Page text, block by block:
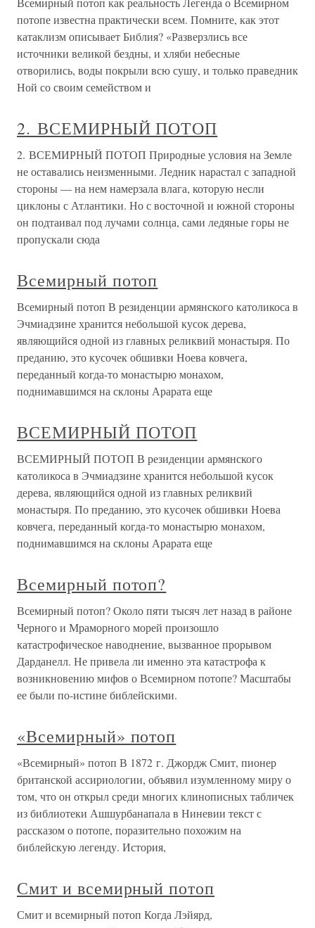
потопе известна практически всем. Помните, как этот
катаклизм описывает Библия? «Разверзлись все
источники великой бездны, и хляби небесные
отворились, воды покрыли всю сушу, и только праведник
Ной со своим семейством и
2. ВСЕМИРНЫЙ ПОТОП
2. ВСЕМИРНЫЙ ПОТОП Природные условия на Земле
не оставались неизменными. Ледник нарастал с западной
стороны — на нем намерзала влага, которую несли
циклоны с Атлантики. Но с восточной и южной стороны
он подтаивал под лучами солнца, сами ледяные горы не
пропускали сюда
Всемирный потоп
Всемирный потоп В резиденции армянского католикоса в
Эчмиадзине хранится небольшой кусок дерева,
являющийся одной из главных реликвий монастыря. По
преданию, это кусочек обшивки Ноева ковчега,
переданный когда-то монастырю монахом,
поднимавшимся на склоны Арарата еще
ВСЕМИРНЫЙ ПОТОП
ВСЕМИРНЫЙ ПОТОП В резиденции армянского
католикоса в Эчмиадзине хранится небольшой кусок
дерева, являющийся одной из главных реликвий
монастыря. По преданию, это кусочек обшивки Ноева
ковчега, переданный когда-то монастырю монахом,
поднимавшимся на склоны Арарата еще
Всемирный потоп?
Всемирный потоп? Около пяти тысяч лет назад в районе
Черного и Мраморного морей произошло
катастрофическое наводнение, вызванное прорывом
Дарданелл. Не привела ли именно эта катастрофа к
возникновению мифов о Всемирном потопе? Масштабы
ее были по-истине библейскими.
«Всемирный» потоп
«Всемирный» потоп В 1872 г. Джордж Смит, пионер
британской ассириологии, объявил изумленному миру о
том, что он открыл среди многих клинописных табличек
из библиотеки Ашшурбанапала в Ниневии текст с
рассказом о потопе, поразительно похожим на
библейскую легенду. История,
Смит и всемирный потоп
Смит и всемирный потоп Когда Лэйярд,